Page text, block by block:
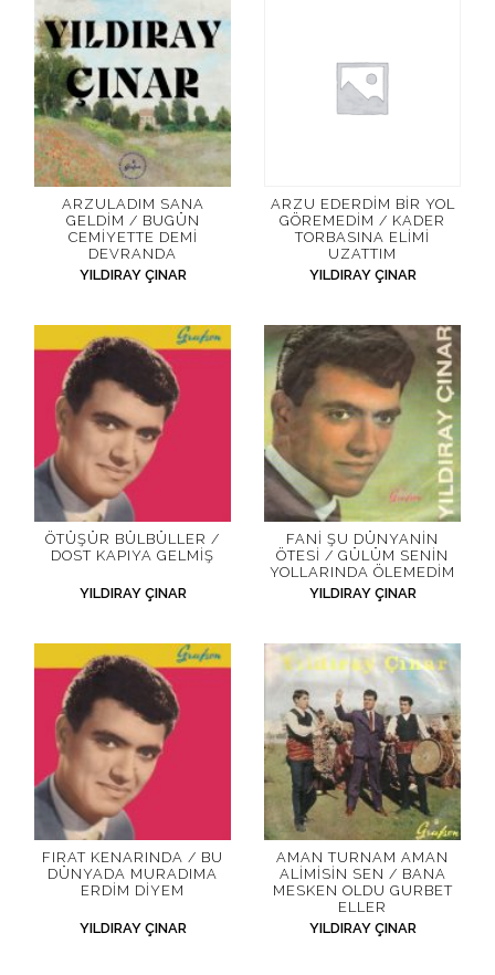
ARZULADIM SANA
GELDIM / BUGÜN
CEMIYETTE DEMI
DEVRANDA
YILDIRAY ÇINAR
ARZU EDERDIM BIR YOL
GÖREMEDIM / KADER
TORBASINA ELIMI
UZATTIM
YILDIRAY ÇINAR
ÖTÜŞÜR BÜLBÜLLER /
DOST KAPIYA GELMIŞ
YILDIRAY ÇINAR
FANI ŞU DÜNYANIN
ÖTESI / GÜLÜM SENIN
YOLLARINDA ÖLEMEDIM
YILDIRAY ÇINAR
FIRAT KENARINDA / BU
DÜNYADA MURADIMA
ERDIM DIYEM
YILDIRAY ÇINAR
AMAN TURNAM AMAN
ALIMISIN SEN / BANA
MESKEN OLDU GURBET
ELLER
YILDIRAY ÇINAR